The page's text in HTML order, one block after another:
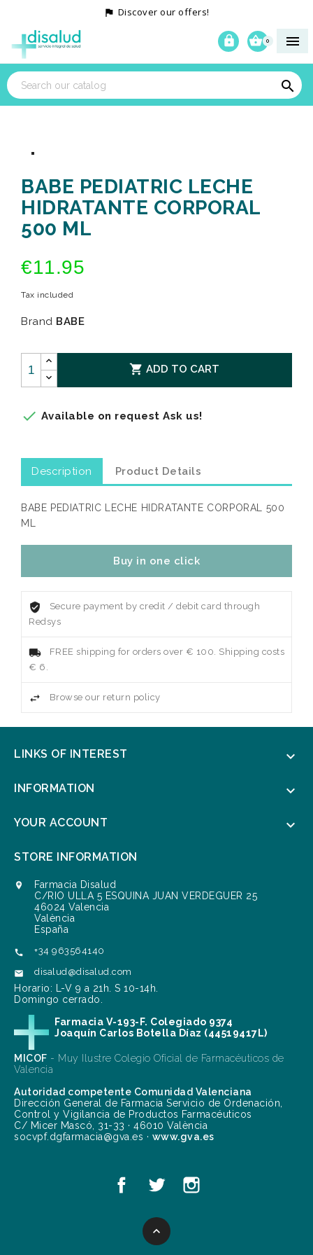
 Discover our offers!

0



BABE PEDIATRIC LECHE
HIDRATANTE CORPORAL
500 ML
€11.95
Tax included
Brand BABE
 ADD TO CART
 Available on request Ask us!
Description Product Details
BABE PEDIATRIC LECHE HIDRATANTE CORPORAL 500
ML
Buy in one click
Secure payment by credit / debit card through
Redsys
FREE shipping for orders over € 100. Shipping costs
€ 6.
Browse our return policy
LINKS OF INTEREST 
INFORMATION 
YOUR ACCOUNT 
STORE INFORMATION

Farmacia Disalud
C/RIO ULLA 5 ESQUINA JUAN VERDEGUER 25
46024 Valencia
València
España
 +34 963564140
 disalud@disalud.com
Horario: L-V 9 a 21h. S 10-14h.
Domingo cerrado.
Farmacia V-193-F. Colegiado 9374
Joaquín Carlos Botella Díaz (44519417L)
MICOF - Muy Ilustre Colegio Oficial de Farmacéuticos de
Valencia
Autoridad competente Comunidad Valenciana
Dirección General de Farmacia Servicio de Ordenación,
Control y Vigilancia de Productos Farmacéuticos
C/ Micer Mascó, 31-33 · 46010 València
socvpf.dgfarmacia@gva.es · www.gva.es
